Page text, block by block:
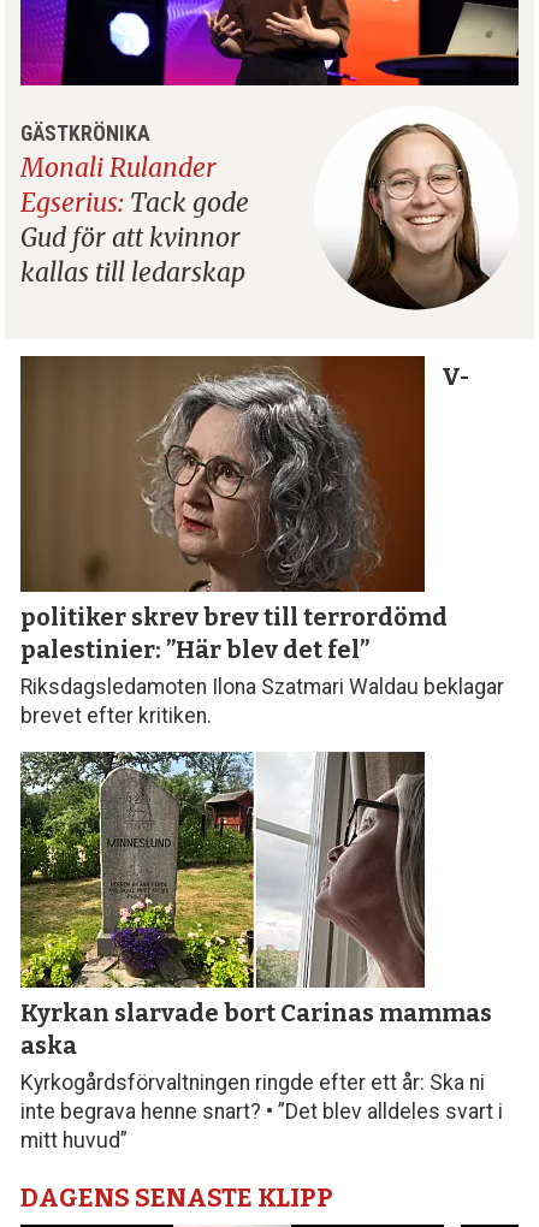
GÄSTKRÖNIKA
Monali Rulander
Egserius: Tack gode
Gud för att kvinnor
kallas till ledarskap
V-
politiker skrev brev till terror­dömd
palestinier: ”Här blev det fel”
Riksdagsledamoten Ilona Szatmari Waldau beklagar
brevet efter kritiken.
Kyrkan slarvade bort Carinas mammas
aska
Kyrkogårdsförvaltningen ringde efter ett år: Ska ni
inte begrava henne snart? • ”Det blev alldeles svart i
mitt huvud”
DAGENS SENASTE KLIPP